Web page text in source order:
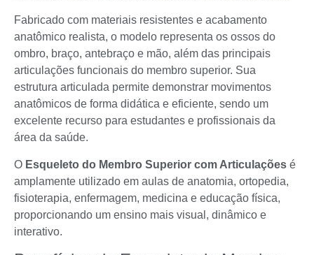
Fabricado com materiais resistentes e acabamento
anatômico realista, o modelo representa os ossos do
ombro, braço, antebraço e mão, além das principais
articulações funcionais do membro superior. Sua
estrutura articulada permite demonstrar movimentos
anatômicos de forma didática e eficiente, sendo um
excelente recurso para estudantes e profissionais da
área da saúde.
O Esqueleto do Membro Superior com Articulações é
amplamente utilizado em aulas de anatomia, ortopedia,
fisioterapia, enfermagem, medicina e educação física,
proporcionando um ensino mais visual, dinâmico e
interativo.